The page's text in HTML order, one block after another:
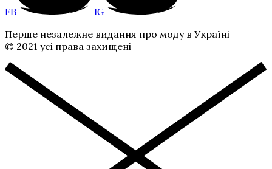
FB IG
Перше незалежне видання про моду в Україні
© 2021 усі права захищені